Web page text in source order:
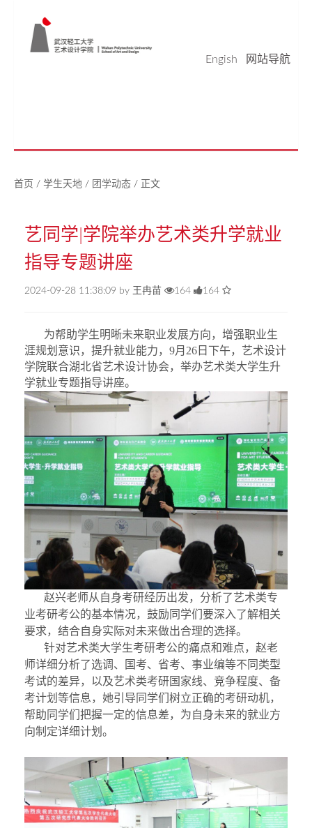
Engish
网站导航
首页 / 学生天地 / 团学动态 / 正文
艺同学|学院举办艺术类升学就业
指导专题讲座
2024-09-28 11:38:09 by 王冉苗 164 164
为帮助学生明晰未来职业发展方向，增强职业生
涯规划意识，提升就业能力， 9月26日下午， 艺术设计
学院联合湖北省艺术设计协会，举办艺术类大学生升
学就业专题指导讲座。
赵兴老师从自身考研经历出发，分析了艺术类专
业考研考公的基本情况，鼓励同学们要深入了解相关
要求，结合自身实际对未来做出合理的选择。
针对艺术类大学生考研考公的痛点和难点， 赵老
师详细分析了选调、国考、省考、事业编等不同类型
考试的差异， 以及艺术类考研国家线、 竞争程度、备
考计划等信息， 她引导同学们树立正确的考研动机，
帮助同学们 把握一定的信息差， 为自身未来的就业方
向制定详细计划。